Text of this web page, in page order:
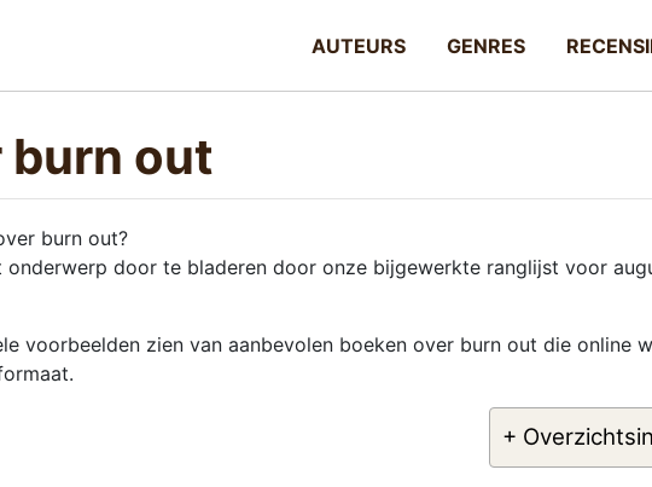
AUTEURS GENRES
burn out
burn out?
door te bladeren door onze bijgewerkte ranglijst voor
voorbeelden zien van aanbevolen boeken over burn out die online
+